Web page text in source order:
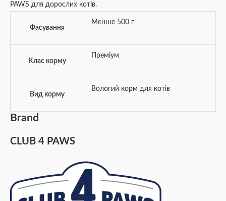
PAWS для дорослих котів.
Фасування
Менше 500 г
Клас корму
Преміум
Вид корму
Вологий корм для котів
Brand
CLUB 4 PAWS